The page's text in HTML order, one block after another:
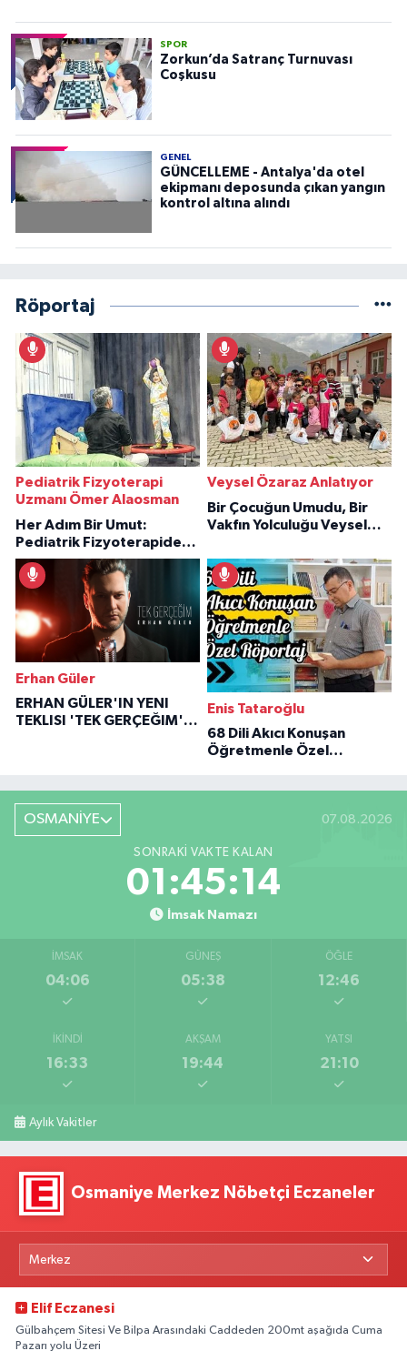
SPOR
Zorkun’da Satranç Turnuvası
Coşkusu
GENEL
GÜNCELLEME - Antalya'da otel
ekipmanı deposunda çıkan yangın
kontrol altına alındı
Röportaj
Pediatrik Fizyoterapi
Uzmanı Ömer Alaosman
Her Adım Bir Umut:
Pediatrik Fizyoterapiden
İlham Veren Hikâyeler
Veysel Özaraz Anlatıyor
Bir Çocuğun Umudu, Bir
Vakfın Yolculuğu Veysel
Erhan Güler
ERHAN GÜLER'IN YENI
TEKLISI 'TEK GERÇEĞIM'LE
Enis Tataroğlu
68 Dili Akıcı Konuşan
Öğretmenle Özel
OSMANİYE 07.08.2026
SONRAKI VAKTE KALAN
01:45:13
İmsak Namazı
İMSAK
04:06
GÜNEŞ
05:38
ÖĞLE
12:46
İKINDI
16:33
AKŞAM
19:44
YATSI
21:10
Aylık Vakitler
Osmaniye Merkez Nöbetçi Eczaneler
Elif Eczanesi
Gülbahçem Sitesi Ve Bilpa Arasındaki Caddeden 200mt aşağıda Cuma
Pazarı yolu Üzeri